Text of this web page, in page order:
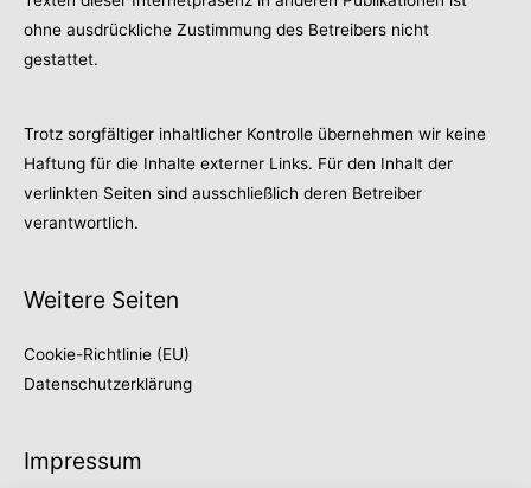
ohne ausdrückliche Zustimmung des Betreibers nicht
gestattet.
Trotz sorgfältiger inhaltlicher Kontrolle übernehmen wir keine
Haftung für die Inhalte externer Links. Für den Inhalt der
verlinkten Seiten sind ausschließlich deren Betreiber
verantwortlich.
Weitere Seiten
Cookie-Richtlinie (EU)
Datenschutzerklärung
Impressum